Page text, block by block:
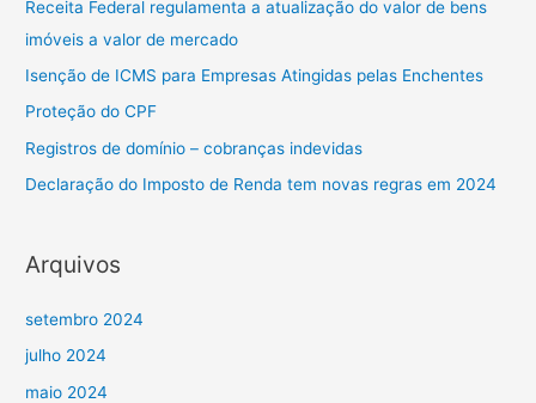
Receita Federal regulamenta a atualização do valor de bens
imóveis a valor de mercado
Isenção de ICMS para Empresas Atingidas pelas Enchentes
Proteção do CPF
Registros de domínio – cobranças indevidas
Declaração do Imposto de Renda tem novas regras em 2024
Arquivos
setembro 2024
julho 2024
maio 2024